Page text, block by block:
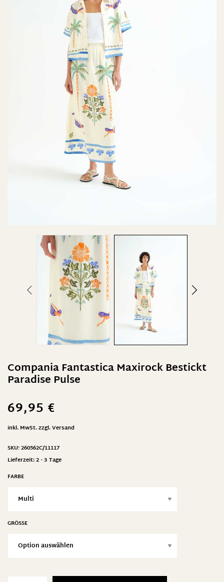
Compania Fantastica Maxirock Bestickt
Paradise Pulse
69,95 €
inkl. MwSt.zzgl.Versand
SKU:260562C/11117
Lieferzeit:2 - 3 Tage
FARBE
GRÖSSE